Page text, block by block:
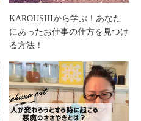
KAROUSHIから学ぶ！あなた
にあったお仕事の仕方を見つけ
る方法！